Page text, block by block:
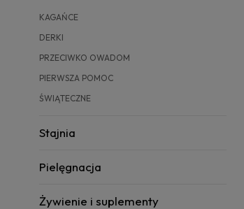
KAGAŃCE
DERKI
PRZECIWKO OWADOM
PIERWSZA POMOC
ŚWIĄTECZNE
Stajnia
Pielęgnacja
Żywienie i suplementy